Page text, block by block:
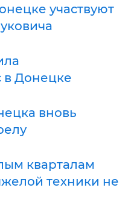
участвуют
в Донецке
вновь
кварталам
техники не